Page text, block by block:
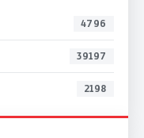
4796
39197
2198